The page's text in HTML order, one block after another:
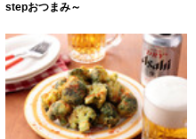
stepおつまみ～